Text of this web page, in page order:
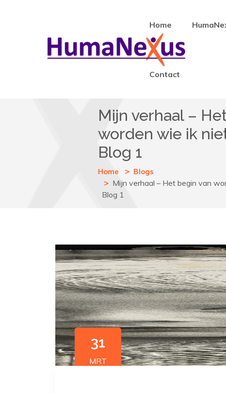
Home
Contact
Mijn verhaal –
worden wie ik
Blog 1
Home Blogs
Mijn verhaal – Het begin van
Blog 1
31
MRT